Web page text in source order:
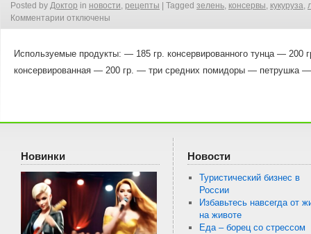
Posted by Доктор in новости, рецепты Tagged зелень, консервы, кукуруза,
Комментарии отключены
Используемые продукты: — 185 гр. консервированного тунца —
консервированная — 200 гр. — три средних помидоры —
Новинки Новости
Туристический бизнес в
России
Избавьтесь навсегда от
на животе
Еда – борец со стрессом